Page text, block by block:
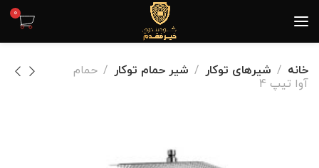
0
خانه شیرهای توکار شیر حمام توکار
حمام
آوا تیپ 4